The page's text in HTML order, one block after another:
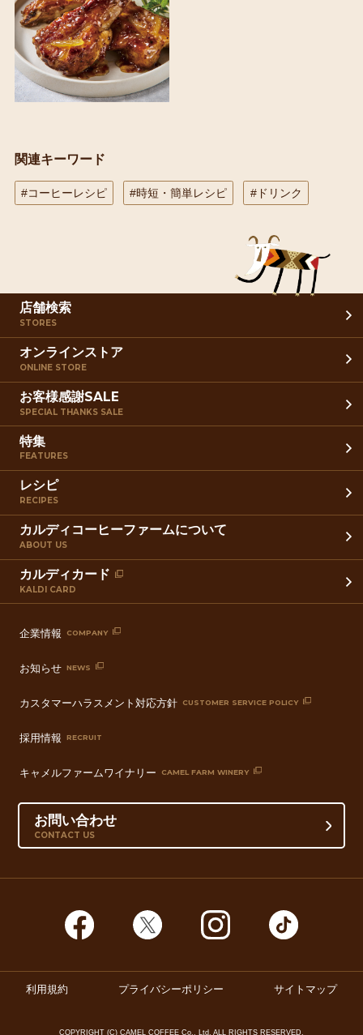
関連キーワード
#コーヒーレシピ #時短・簡単レシピ #ドリンク
店舗検索
STORES
オンラインストア
ONLINE STORE
お客様感謝SALE
SPECIAL THANKS SALE
特集
FEATURES
レシピ
RECIPES
カルディコーヒーファームについて
ABOUT US
カルディカード
KALDI CARD
企業情報 COMPANY
お知らせ NEWS
カスタマーハラスメント対応方針 CUSTOMER SERVICE POLICY
採用情報 RECRUIT
キャメルファームワイナリー CAMEL FARM WINERY
お問い合わせ
CONTACT US
利用規約 プライバシーポリシー サイトマップ
COPYRIGHT (C) CAMEL COFFEE Co., Ltd. ALL RIGHTS RESERVED.